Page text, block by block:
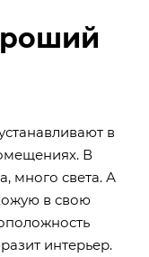
в
В
много света. А
в свою
интерьер.